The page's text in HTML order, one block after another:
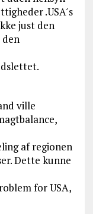
.USA ́s
just den
ville
af regionen
Dette kunne
for USA,